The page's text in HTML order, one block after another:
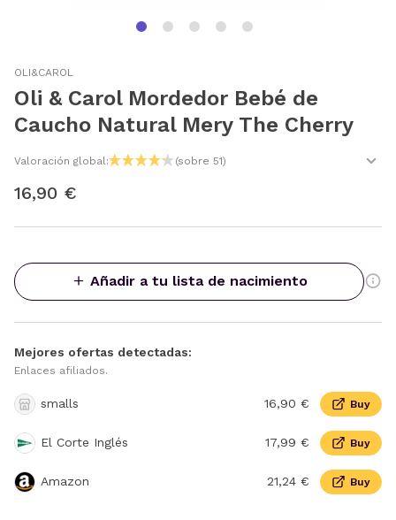
OLI&CAROL
Oli & Carol Mordedor Bebé de
Caucho Natural Mery The Cherry
Valoración global: (sobre 51)
16,90 €
Añadir a tu lista de nacimiento
Mejores ofertas detectadas:
Enlaces afiliados.
smalls 16,90 € Buy
El Corte Inglés 17,99 € Buy
Amazon 21,24 € Buy